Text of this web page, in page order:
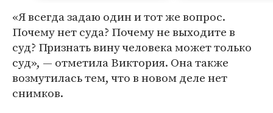
«Я всегда задаю один и тот же вопрос.
Почему нет суда? Почему не выходите в
суд? Признать вину человека может только
суд», — отметила Виктория. Она также
возмутилась тем, что в новом деле нет
снимков.